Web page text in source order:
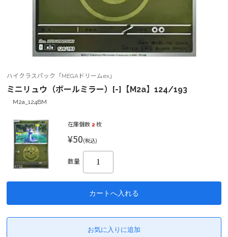
ハイクラスパック「MEGAドリームex」
ミニリュウ（ボールミラー）[-]【M2a】124/193
M2a_124BM
在庫個数 2 枚
¥50(税込)
数量